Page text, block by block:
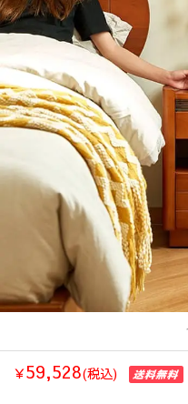
￥59,528(税込)